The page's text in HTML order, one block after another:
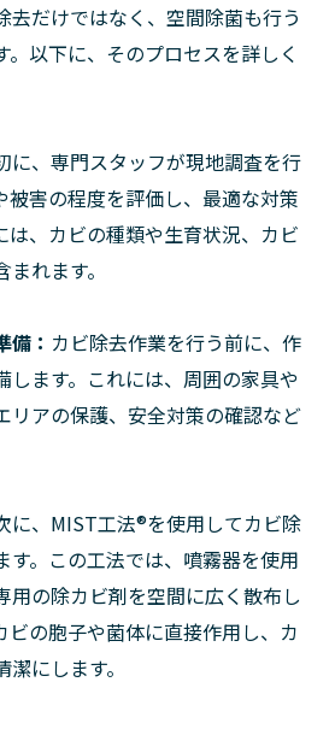
去だけではなく、空間除菌も行う
以下に、そのプロセスを詳しく
に、専門スタッフが現地調査を行
被害の程度を評価し、最適な対策
は、カビの種類や生育状況、カビ
れます。
： カビ除去作業を行う前に、作
します。これには、周囲の家具や
リアの保護、安全対策の確認など
に、MIST工法®を使用してカビ除
す。この工法では、噴霧器を使用
用の除カビ剤を空間に広く散布し
ビの胞子や菌体に直接作用し、カ
にします。